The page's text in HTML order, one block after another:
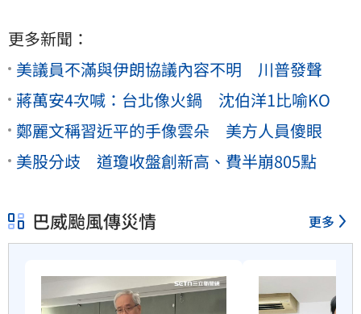
更多新聞：
美議員不滿與伊朗協議內容不明 川普發聲
蔣萬安4次喊：台北像火鍋 沈伯洋1比喻KO
鄭麗文稱習近平的手像雲朵 美方人員傻眼
美股分歧 道瓊收盤創新高、費半崩805點
巴威颱風傳災情 更多